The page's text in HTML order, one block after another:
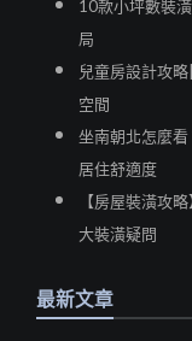
10款小坪數裝
局
兒童房設計攻
空間
坐南朝北怎麼
居住舒適度
【房屋裝潢攻
大裝潢疑問
最新文章